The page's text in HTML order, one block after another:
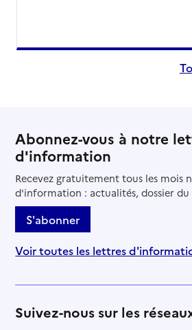
Abonnez-vous à notre
d'information
Recevez gratuitement tous les mois
d'information : actualités, dossier du
S'abonner
Voir toutes les lettres
Suivez-nous sur les